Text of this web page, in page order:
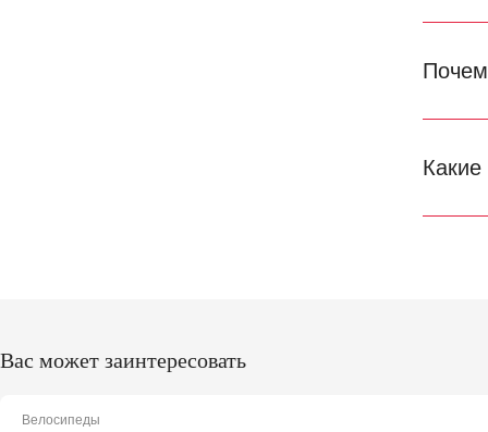
Вас может заинтересовать
Велосипеды